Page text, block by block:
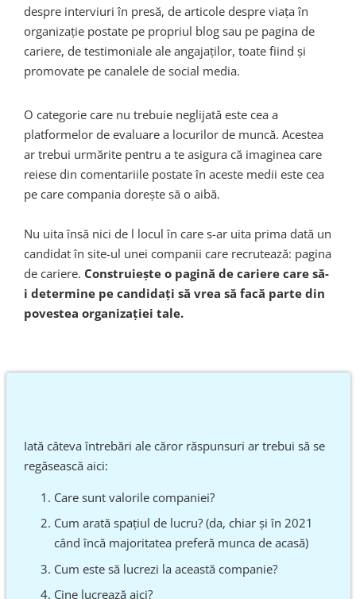
despre interviuri în presă, de articole despre viața în
organizație postate pe propriul blog sau pe pagina de
cariere, de testimoniale ale angajaților, toate fiind și
promovate pe canalele de social media.
O categorie care nu trebuie neglijată este cea a
platformelor de evaluare a locurilor de muncă. Acestea
ar trebui urmărite pentru a te asigura că imaginea care
reiese din comentariile postate în aceste medii este cea
pe care compania dorește să o aibă.
Nu uita însă nici de l locul în care s-ar uita prima dată un
candidat în site-ul unei companii care recrutează: pagina
de cariere. Construiește o pagină de cariere care să-
i determine pe candidați să vrea să facă parte din
povestea organizației tale.
Iată câteva întrebări ale căror răspunsuri ar trebui să se
regăsească aici:
Care sunt valorile companiei?
Cum arată spațiul de lucru? (da, chiar și în 2021
când încă majoritatea preferă munca de acasă)
Cum este să lucrezi la această companie?
Cine lucrează aici?